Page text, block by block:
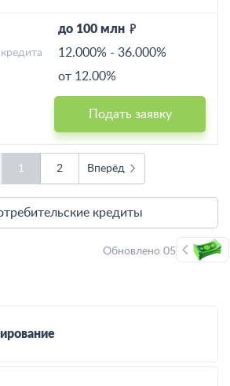
до 100 млн
12.000% - 36.000%
от 12.00%
Подать заявку
1 2 Вперёд
кредиты
Обновлено 05.08.2026